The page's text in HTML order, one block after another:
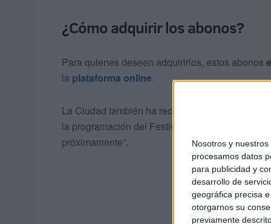
Nosotros y nuestros
procesamos datos
para publicidad y
desarrollo de
geográfica precisa
otorgarnos su
previamente
¿Cómo adquirir los abonos?
Para quienes deseen adquirirlos, estos abonos
la plataforma online.
La Ciudad también ha recordado que “la venta
la programación del Festival Flamenco en el
próximamente”.